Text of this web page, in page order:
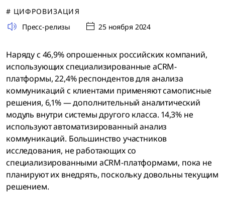
# ЦИФРОВИЗАЦИЯ
Пресс-релизы
25 ноября 2024
Наряду с 46,9% опрошенных российских компаний,
использующих специализированные aCRM-
платформы, 22,4% респондентов для анализа
коммуникаций с клиентами применяют самописные
решения, 6,1% — дополнительный аналитический
модуль внутри системы другого класса. 14,3% не
используют автоматизированный анализ
коммуникаций. Большинство участников
исследования, не работающих со
специализированными аCRM-платформами, пока не
планируют их внедрять, поскольку довольны текущим
решением.